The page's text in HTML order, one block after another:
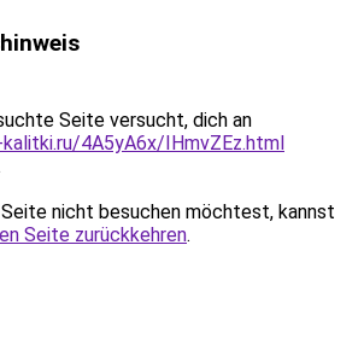
Seite versucht, dich an
4A5yA6x/IHmvZEz.html
nicht besuchen möchtest, kannst
Seite zurückkehren.